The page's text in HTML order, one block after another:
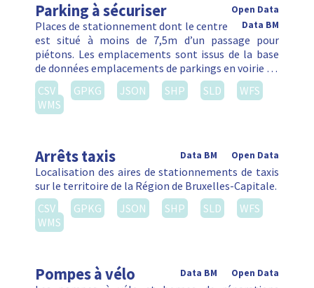
Parking à sécuriser
Open Data
Data BM
Places de stationnement dont le centre
est situé à moins de 7,5m d’un passage pour
piétons. Les emplacements sont issus de la base
de données emplacements de parkings en voirie …
CSV
GPKG JSON SHP SLD
WFS
WMS
Arrêts taxis Open Data
Data BM
Localisation des aires de stationnements de taxis
sur le territoire de la Région de Bruxelles-Capitale.
CSV
GPKG JSON SHP SLD
WFS
WMS
Pompes à vélo Open Data
Data BM